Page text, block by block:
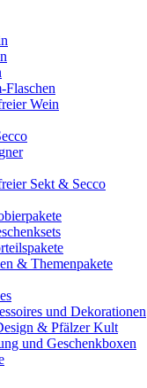
Flaschen
Wein
Sekt & Secco
& Themenpakete
und Dekorationen
& Pfälzer Kult
und Geschenkboxen